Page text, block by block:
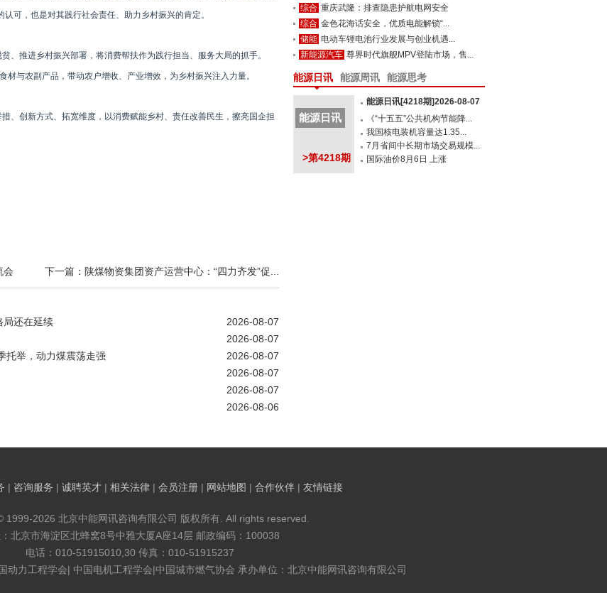
可，也是对其践行社会责任、助力乡村振兴的肯定。
、推进乡村振兴部署，将消费帮扶作为践行担当、服务大局的抓手。
与农副产品，带动农户增收、产业增效，为乡村振兴注入力量。
、创新方式、拓宽维度，以消费赋能乡村、责任改善民生，擦亮国企担
会 下一篇：陕煤物资集团资产运营中心：“四力齐发”促...
2026-08-07
还在延续
2026-08-07
2026-08-07
托举，动力煤震荡走强
2026-08-07
2026-08-07
2026-08-06
综合 重庆武隆：排查隐患护航电网安全
综合 金色花海话安全，优质电能解锁“...
储能 电动车锂电池行业发展与创业机遇...
新能源汽车 尊界时代旗舰MPV登陆市场，售...
能源日讯 能源周讯 能源思考
能源日讯
>第4218期
能源日讯[4218期]2026-08-07
《“十五五”公共机构节能降...
我国核电装机容量达1.35...
7月省间中长期市场交易规模...
国际油价8月6日 上涨
| 咨询服务 | 诚聘英才 | 相关法律 | 会员注册 | 网站地图 | 合作伙伴 | 友情链接
1999-2026 北京中能网讯咨询有限公司 版权所有. All rights reserved.
北京市海淀区北蜂窝8号中雅大厦A座14层 邮政编码：100038
电话：010-51915010,30 传真：010-51915237
动力工程学会| 中国电机工程学会|中国城市燃气协会 承办单位：北京中能网讯咨询有限公司